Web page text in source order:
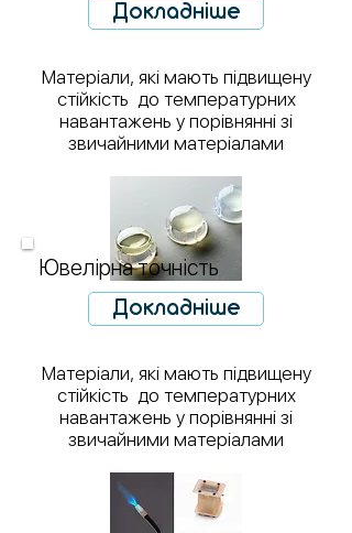
Докладніше
Матеріали, які мають підвищену
стійкість до температурних
навантажень у порівнянні зі
звичайними матеріалами
Ювелірна точність
Докладніше
Матеріали, які мають підвищену
стійкість до температурних
навантажень у порівнянні зі
звичайними матеріалами